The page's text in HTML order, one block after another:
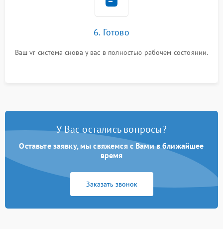
6. Готово
Ваш vr система снова у вас в полностью рабочем состоянии.
У Вас остались вопросы?
Оставьте заявку, мы свяжемся с Вами в ближайшее
время
Заказать звонок